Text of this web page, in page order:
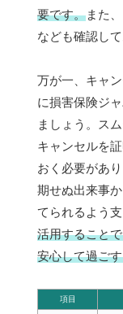
要です。また
なども確認し
万が一、キャ
に損害保険ジ
ましょう。ス
キャンセルを
おく必要があ
期せぬ出来事
てられるよう
活用すること
安心して過ご
項目